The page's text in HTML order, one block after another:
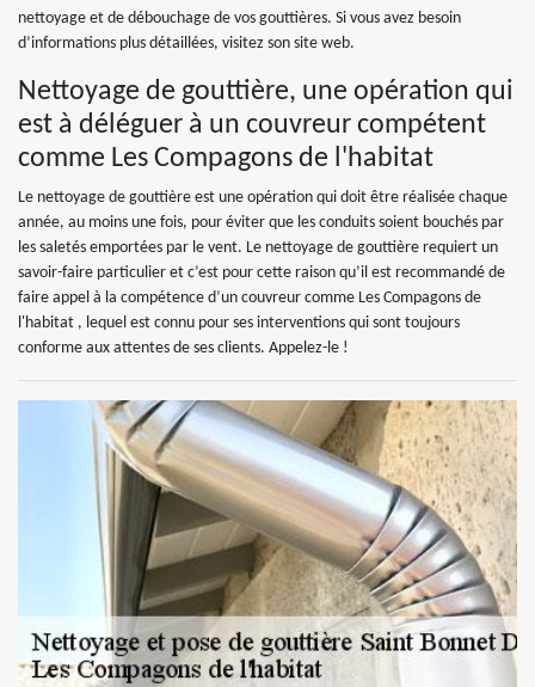
nettoyage et de débouchage de vos gouttières. Si vous avez besoin
d’informations plus détaillées, visitez son site web.
Nettoyage de gouttière, une opération qui
est à déléguer à un couvreur compétent
comme Les Compagons de l'habitat
Le nettoyage de gouttière est une opération qui doit être réalisée chaque
année, au moins une fois, pour éviter que les conduits soient bouchés par
les saletés emportées par le vent. Le nettoyage de gouttière requiert un
savoir-faire particulier et c’est pour cette raison qu’il est recommandé de
faire appel à la compétence d’un couvreur comme Les Compagons de
l'habitat , lequel est connu pour ses interventions qui sont toujours
conforme aux attentes de ses clients. Appelez-le !